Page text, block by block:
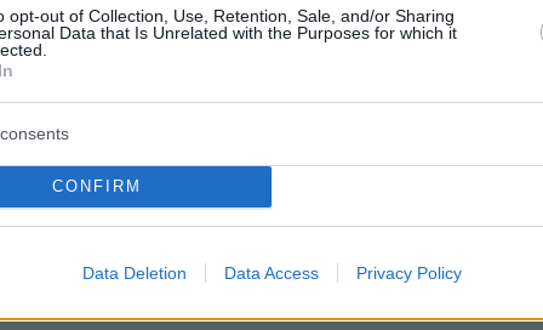
opt-out of Collection, Use, Retention, Sale, and/or Sharing
Data that Is Unrelated with the Purposes for which it
CONFIRM
Data Deletion Data Access Privacy Policy
έξω από το ΡΙΚ για το «El Diablo»
τον Χριστό»
ντύθηκε... 5η φορά γαμπρός στο πλευρό
του - Δείτε φωτογραφίες